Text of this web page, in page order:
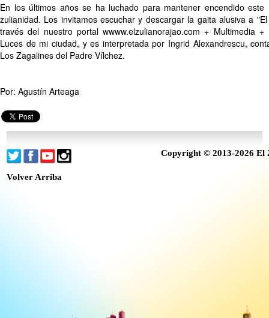
En los últimos años se ha luchado para mantener encendido
zulianidad. Los invitamos escuchar y descargar la gaita alusiva a
través del nuestro portal wwww.elzulianorajao.com + Multimedia
Luces de mi ciudad, y es interpretada por Ingrid Alexandrescu,
Los Zagalines del Padre Vílchez.
Por: Agustín Arteaga
Copyright © 2013-2026 El
Volver Arriba